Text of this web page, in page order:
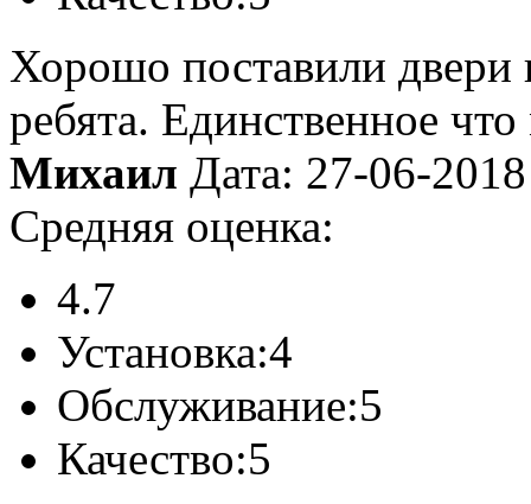
Хорошо поставили двери
ребята. Единственное что
Михаил Дата: 27-06-2018
Средняя оценка:
4.7
Установка:4
Обслуживание:5
Качество:5